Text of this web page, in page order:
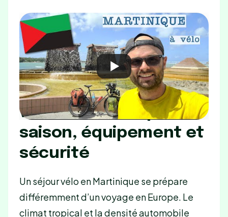
Source : Charles en vélo — La MARTINIQUE
à VÉLO (exploration complète de l’île en
autonomie).
Préparer son séjour
vélo en Martinique :
saison, équipement et
sécurité
Un séjour vélo en Martinique se prépare
différemment d’un voyage en Europe. Le
climat tropical et la densité automobile